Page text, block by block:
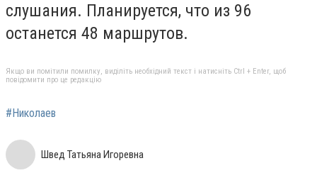
слушания. Планируется, что из 96
останется 48 маршрутов.
Якщо ви помітили помилку, виділіть необхідний текст і натисніть Ctrl + Enter, щоб
повідомити про це редакцію
#Николаев
Швед Татьяна Игоревна